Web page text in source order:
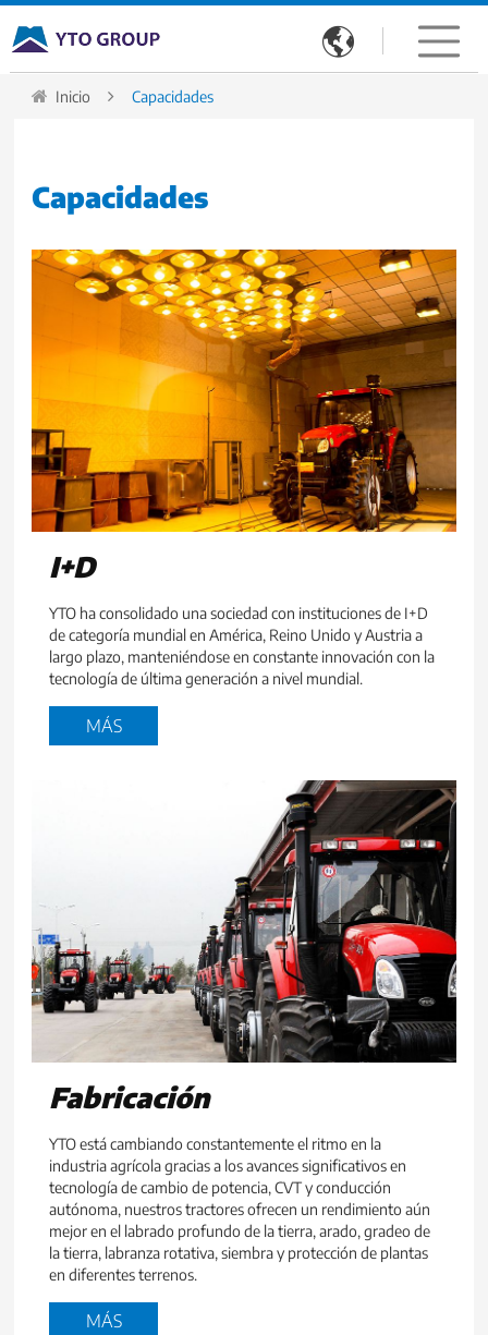

Inicio Capacidades
Capacidades
I+D
YTO ha consolidado una sociedad con instituciones de I+D
de categoría mundial en América, Reino Unido y Austria a
largo plazo, manteniéndose en constante innovación con la
tecnología de última generación a nivel mundial.
MÁS
Fabricación
YTO está cambiando constantemente el ritmo en la
industria agrícola gracias a los avances significativos en
tecnología de cambio de potencia, CVT y conducción
autónoma, nuestros tractores ofrecen un rendimiento aún
mejor en el labrado profundo de la tierra, arado, gradeo de
la tierra, labranza rotativa, siembra y protección de plantas
en diferentes terrenos.
MÁS